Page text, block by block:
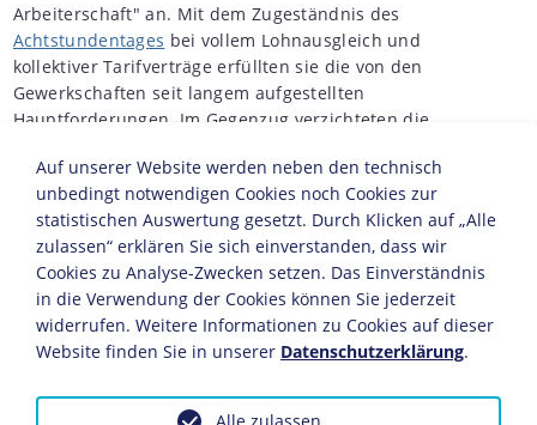
Arbeiterschaft" an. Mit dem Zugeständnis des
Achtstundentages bei vollem Lohnausgleich und
kollektiver Tarifverträge erfüllten sie die von den
Gewerkschaften seit langem aufgestellten
Hauptforderungen. Im Gegenzug verzichteten die
deutschen Wirtschaft. Zur Durchführung des
Abkommens und zur Schlichtung aufkommender
Meinungsverschiedenheiten wurde eine aus
Gewerkschaften und Arbeitgeberverbänden paritätisch
besetzte Zentralarbeitsgemeinschaft (ZAG) gegründet.
Die von den Gewerkschaften angestrebte
partnerschaftliche Kooperation mit den Arbeitgebern
Enttäuscht trat 1924 mit dem Allgemeinen Deutschen
Auf unserer Website werden neben den technisch
unbedingt notwendigen Cookies noch Cookies zur
statistischen Auswertung gesetzt. Durch Klicken auf „Alle
zulassen“ erklären Sie sich einverstanden, dass wir
Cookies zu Analyse-Zwecken setzen. Das Einverständnis
in die Verwendung der Cookies können Sie jederzeit
widerrufen. Weitere Informationen zu Cookies auf dieser
Website finden Sie in unserer Datenschutzerklärung.
Alle zulassen